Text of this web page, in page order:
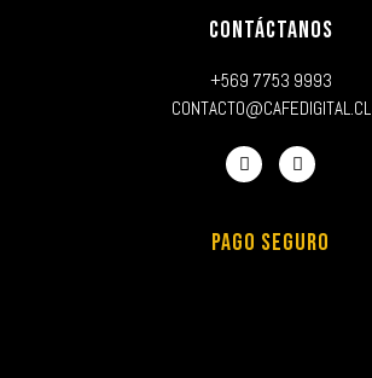
CONTÁCTANOS
+569 7753 9993
CONTACTO@CAFEDIGITAL.CL
PAGO SEGURO